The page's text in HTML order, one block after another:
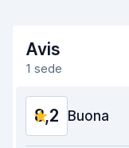
Avis
1 sede
8,2 Buona